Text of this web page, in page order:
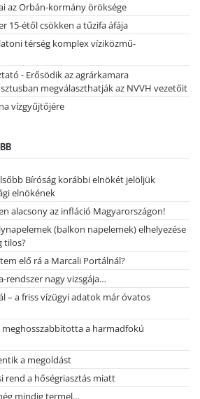
az Orbán-kormány öröksége
15-étől csökken a tűzifa áfája
térség komplex víziközmű-
- Erősödik az agrárkamara
megválaszthatják az NVVH vezetőit
vízgyűjtőjére
Bíróság korábbi elnökét jelöljük
elnökének
alacsony az infláció Magyarországon!
(balkon napelemek) elhelyezése
tilos?
elő rá a Marcali Portálnál?
rendszer nagy vizsgája…
– a friss vízügyi adatok már óvatos
a harmadfokú
a megoldást
rend a hőségriasztás miatt
mindig termel…